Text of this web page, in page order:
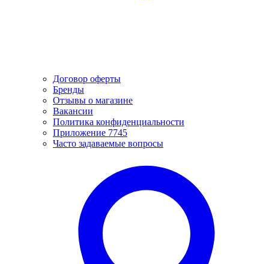
Договор оферты
Бренды
Отзывы о магазине
Вакансии
Политика конфиденциальности
Приложение 7745
Часто задаваемые вопросы